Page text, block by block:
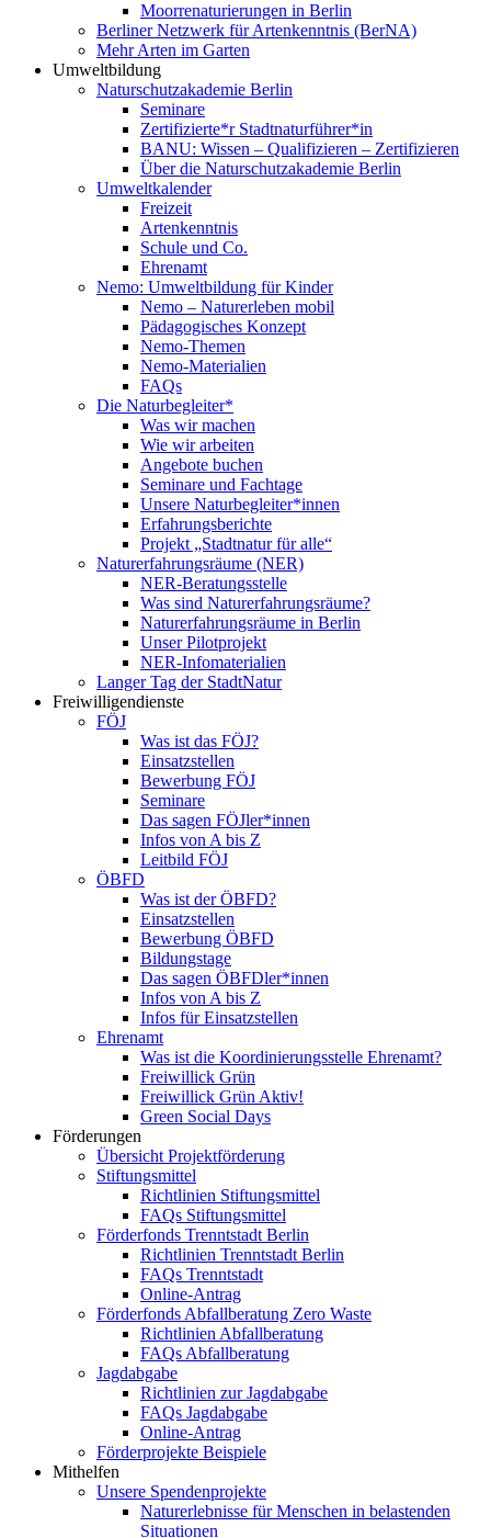
Moorrenaturierungen in Berlin
Berliner Netzwerk für Artenkenntnis (BerNA)
Mehr Arten im Garten
Umweltbildung
Naturschutzakademie Berlin
Seminare
Zertifizierte*r Stadtnaturführer*in
BANU: Wissen – Qualifizieren – Zertifizieren
Über die Naturschutzakademie Berlin
Umweltkalender
Freizeit
Artenkenntnis
Schule und Co.
Ehrenamt
Nemo: Umweltbildung für Kinder
Nemo – Naturerleben mobil
Pädagogisches Konzept
Nemo-Themen
Nemo-Materialien
FAQs
Die Naturbegleiter*
Was wir machen
Wie wir arbeiten
Angebote buchen
Seminare und Fachtage
Unsere Naturbegleiter*innen
Erfahrungsberichte
Projekt „Stadtnatur für alle“
Naturerfahrungsräume (NER)
NER-Beratungsstelle
Was sind Naturerfahrungsräume?
Naturerfahrungsräume in Berlin
Unser Pilotprojekt
NER-Infomaterialien
Langer Tag der StadtNatur
Freiwilligendienste
FÖJ
Was ist das FÖJ?
Einsatzstellen
Bewerbung FÖJ
Seminare
Das sagen FÖJler*innen
Infos von A bis Z
Leitbild FÖJ
ÖBFD
Was ist der ÖBFD?
Einsatzstellen
Bewerbung ÖBFD
Bildungstage
Das sagen ÖBFDler*innen
Infos von A bis Z
Infos für Einsatzstellen
Ehrenamt
Was ist die Koordinierungsstelle Ehrenamt?
Freiwillick Grün
Freiwillick Grün Aktiv!
Green Social Days
Förderungen
Übersicht Projektförderung
Stiftungsmittel
Richtlinien Stiftungsmittel
FAQs Stiftungsmittel
Förderfonds Trenntstadt Berlin
Richtlinien Trenntstadt Berlin
FAQs Trenntstadt
Online-Antrag
Förderfonds Abfallberatung Zero Waste
Richtlinien Abfallberatung
FAQs Abfallberatung
Jagdabgabe
Richtlinien zur Jagdabgabe
FAQs Jagdabgabe
Online-Antrag
Förderprojekte Beispiele
Mithelfen
Unsere Spendenprojekte
Naturerlebnisse für Menschen in belastenden
Situationen